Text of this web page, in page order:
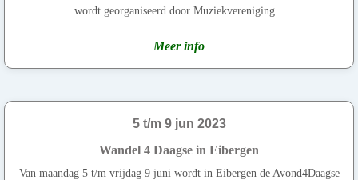
wordt georganiseerd door Muziekvereniging...
Meer info
5 t/m 9 jun 2023
Wandel 4 Daagse in Eibergen
Van maandag 5 t/m vrijdag 9 juni wordt in Eibergen de Avond4Daagse